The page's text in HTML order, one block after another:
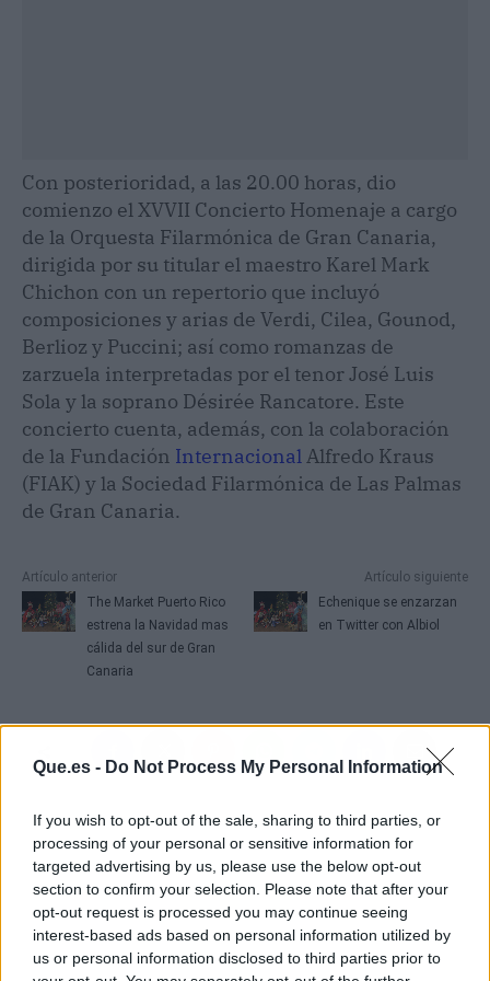
Que.es - Do Not Process My Personal Information
If you wish to opt-out of the sale, sharing to third parties, or
processing of your personal or sensitive information for
targeted advertising by us, please use the below opt-out
section to confirm your selection. Please note that after your
opt-out request is processed you may continue seeing
interest-based ads based on personal information utilized by
us or personal information disclosed to third parties prior to
Con posterioridad, a las 20.00 horas, dio
comienzo el XVVII Concierto Homenaje a cargo
de la Orquesta Filarmónica de Gran Canaria,
dirigida por su titular el maestro Karel Mark
Chichon con un repertorio que incluyó
composiciones y arias de Verdi, Cilea, Gounod,
Berlioz y Puccini; así como romanzas de
zarzuela interpretadas por el tenor José Luis
Sola y la soprano Désirée Rancatore. Este
concierto cuenta, además, con la colaboración
de la Fundación InternacionalAlfredo Kraus
(FIAK) y la Sociedad Filarmónica de Las Palmas
de Gran Canaria.
Artículo anterior
The Market Puerto Rico
estrena la Navidad mas
cálida del sur de Gran
Canaria
Artículo siguiente
Echenique se enzarzan
en Twitter con Albiol